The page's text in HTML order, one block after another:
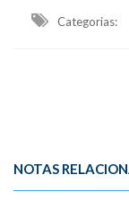
Categorias:
NOTAS